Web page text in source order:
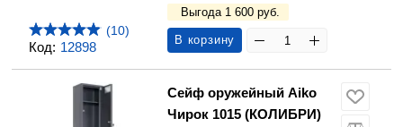
Код: 12898
(10)
Выгода 1 600 руб.
В корзину
Сейф оружейный Aiko
Чирок 1015 (КОЛИБРИ)